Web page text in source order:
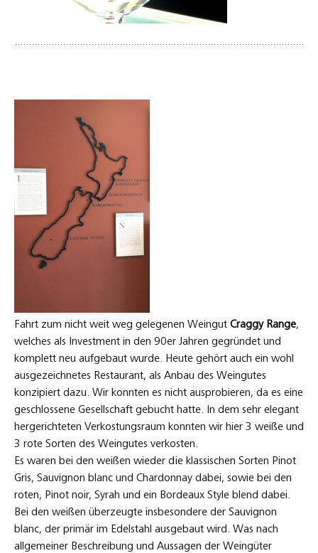
Fahrt zum nicht weit weg gelegenen Weingut Craggy Range,
welches als Investment in den 90er Jahren gegründet und
komplett neu aufgebaut wurde. Heute gehört auch ein wohl
ausgezeichnetes Restaurant, als Anbau des Weingutes
konzipiert dazu. Wir konnten es nicht ausprobieren, da es eine
geschlossene Gesellschaft gebucht hatte. In dem sehr elegant
hergerichteten Verkostungsraum konnten wir hier 3 weiße und
3 rote Sorten des Weingutes verkosten.
Es waren bei den weißen wieder die klassischen Sorten Pinot
Gris, Sauvignon blanc und Chardonnay dabei, sowie bei den
roten, Pinot noir, Syrah und ein Bordeaux Style blend dabei.
Bei den weißen überzeugte insbesondere der Sauvignon
blanc, der primär im Edelstahl ausgebaut wird. Was nach
allgemeiner Beschreibung und Aussagen der Weingüter